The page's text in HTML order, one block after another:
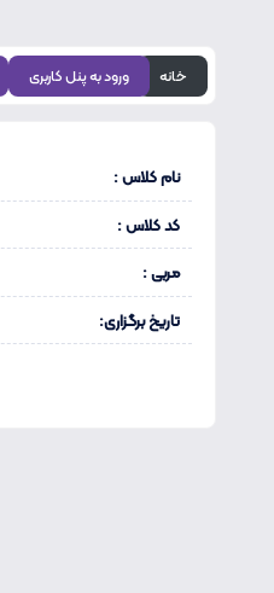
خانه ورود به پنل کاربری
نام کلاس :
کد کلاس :
مربی :
تاریخ برگزاری: